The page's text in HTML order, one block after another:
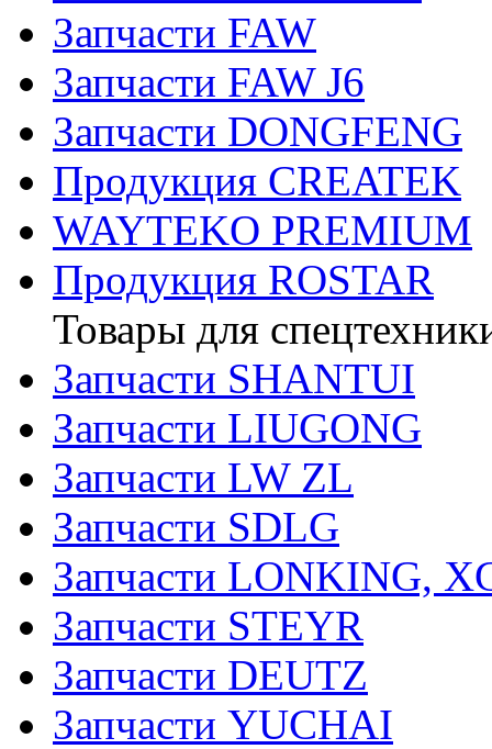
Запчасти FAW
Запчасти FAW J6
Запчасти DONGFENG
Продукция CREATEK
WAYTEKO PREMIUM
Продукция ROSTAR
Товары для
Запчасти SHANTUI
Запчасти LIUGONG
Запчасти LW ZL
Запчасти SDLG
Запчасти LONKING,
Запчасти STEYR
Запчасти DEUTZ
Запчасти YUCHAI